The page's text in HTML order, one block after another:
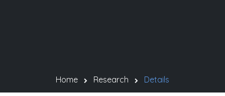
Home Research Details